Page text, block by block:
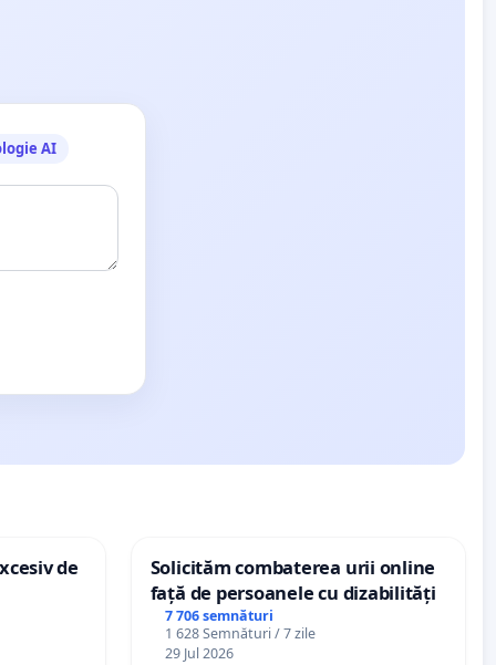
AI
de
Solicităm combaterea urii online
față de persoanele cu dizabilități
7 706 semnături
1 628 Semnături / 7 zile
29 Jul 2026